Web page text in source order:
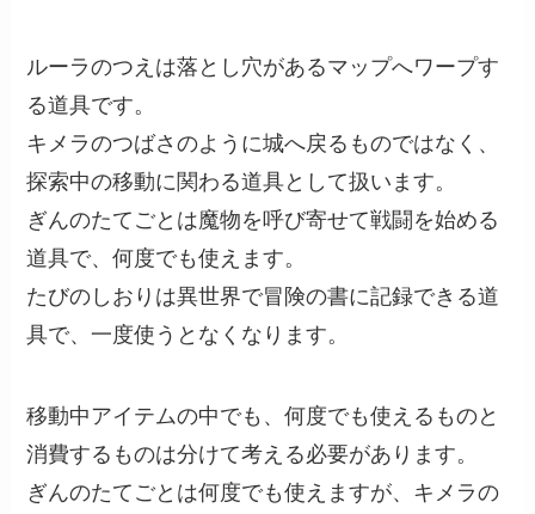
ルーラのつえは落とし穴があるマップへワープす
る道具です。
キメラのつばさのように城へ戻るものではなく、
探索中の移動に関わる道具として扱います。
ぎんのたてごとは魔物を呼び寄せて戦闘を始める
道具で、何度でも使えます。
たびのしおりは異世界で冒険の書に記録できる道
具で、一度使うとなくなります。
移動中アイテムの中でも、何度でも使えるものと
消費するものは分けて考える必要があります。
ぎんのたてごとは何度でも使えますが、キメラの